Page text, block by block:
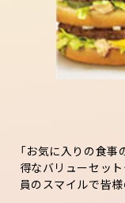
「お気に入りの食
得なバリューセッ
員のスマイルで皆